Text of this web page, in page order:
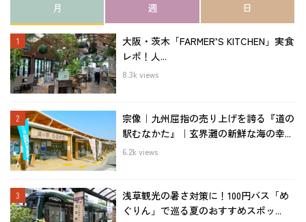
月 週 日
大阪・茨木「FARMER’S KITCHEN」実食
レポ！人...
8.3k views
宗像｜九州屈指の売り上げを誇る『道の
駅むなかた』｜玄界灘の新鮮な海の幸...
6.2k views
浅草観光の暑さ対策に！100円バス「め
ぐりん」で巡る夏のおすすめスポッ...